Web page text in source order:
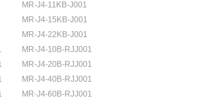
MR-J4-11KB-J001
MR-J4-15KB-J001
MR-J4-22KB-J001
MR-J4-10B-RJJ001
MR-J4-20B-RJJ001
MR-J4-40B-RJJ001
MR-J4-60B-RJJ001